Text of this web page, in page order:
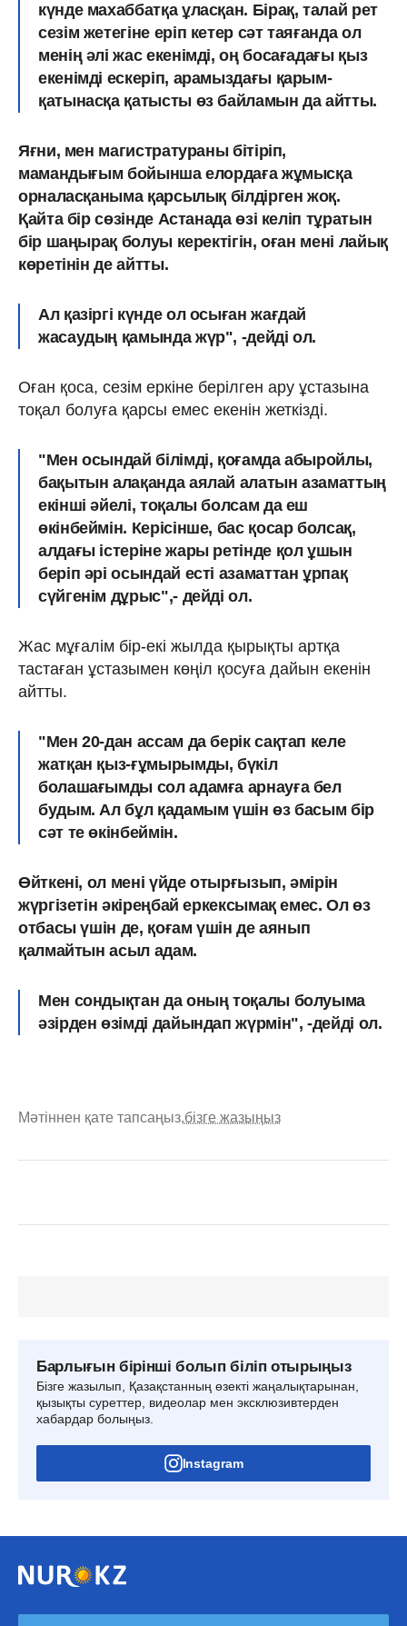
күнде махаббатқа ұласқан. Бірақ, талай рет
сезім жетегіне еріп кетер сәт таяғанда ол
менің әлі жас екенімді, оң босағадағы қыз
екенімді ескеріп, арамыздағы қарым-
қатынасқа қатысты өз байламын да айтты.
Яғни, мен магистратураны бітіріп,
мамандығым бойынша елордаға жұмысқа
орналасқаныма қарсылық білдірген жоқ.
Қайта бір сөзінде Астанада өзі келіп тұратын
бір шаңырақ болуы керектігін, оған мені лайық
көретінін де айтты.
Ал қазіргі күнде ол осыған жағдай
жасаудың қамында жүр", -дейді ол.
Оған қоса, сезім еркіне берілген ару ұстазына
тоқал болуға қарсы емес екенін жеткізді.
"Мен осындай білімді, қоғамда абыройлы,
бақытын алақанда аялай алатын азаматтың
екінші әйелі, тоқалы болсам да еш
өкінбеймін. Керісінше, бас қосар болсақ,
алдағы істеріне жары ретінде қол ұшын
беріп әрі осындай есті азаматтан ұрпақ
сүйгенім дұрыс",- дейді ол.
Жас мұғалім бір-екі жылда қырықты артқа
тастаған ұстазымен көңіл қосуға дайын екенін
айтты.
"Мен 20-дан ассам да берік сақтап келе
жатқан қыз-ғұмырымды, бүкіл
болашағымды сол адамға арнауға бел
будым. Ал бұл қадамым үшін өз басым бір
сәт те өкінбеймін.
Өйткені, ол мені үйде отырғызып, әмірін
жүргізетін әкіреңбай еркексымақ емес. Ол өз
отбасы үшін де, қоғам үшін де аянып
қалмайтын асыл адам.
Мен сондықтан да оның тоқалы болуыма
әзірден өзімді дайындап жүрмін", -дейді ол.
Мәтіннен қате тапсаңыз,бізге жазыңыз
Барлығын бірінші болып біліп отырыңыз
Бізге жазылып, Қазақстанның өзекті жаңалықтарынан,
қызықты суреттер, видеолар мен эксклюзивтерден
хабардар болыңыз.
Instagram